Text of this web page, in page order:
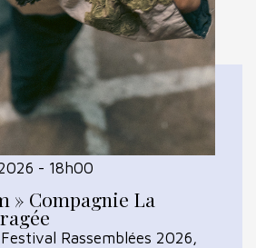
» Compagnie La
- 18h00
Rassemblées 2026,